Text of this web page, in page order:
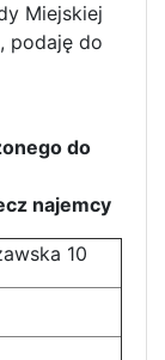
Miejskiej
podaję do
do
najemcy
10